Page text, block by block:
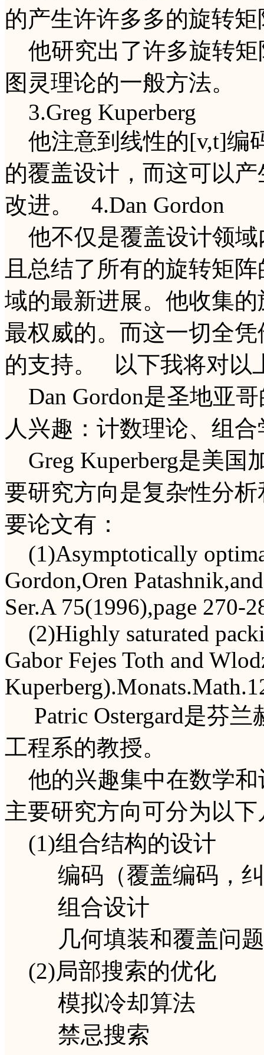
的产生许许多多的旋转
他研究出了许多旋转矩
图灵理论的一般方法。
3.Greg Kuperberg
他注意到线性的[v,t]编
的覆盖设计，而这可以
改进。 4.Dan Gordon
他不仅是覆盖设计领域
且总结了所有的旋转矩
域的最新进展。他收集
最权威的。而这一切全
的支持。 以下我将对以
Dan Gordon是圣地亚
人兴趣：计数理论、组
Greg Kuperberg是美国
要研究方向是复杂性分
要论文有：
(1)Asymptotically
Gordon,Oren
Ser.A 75(1996),page 270-
(2)Highly saturated
Gabor Fejes Toth and
Patric Ostergard是芬兰
工程系的教授。
他的兴趣集中在数学和
主要研究方向可分为以
(1)组合结构的设计
编码（覆盖编码，纠
组合设计
几何填装和覆盖问题
(2)局部搜索的优化
模拟冷却算法
禁忌搜索